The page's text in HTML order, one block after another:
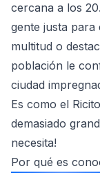
cercana a los
gente justa para
multitud o
población le
ciudad
Es como el
demasiado
necesita!
Por qué es